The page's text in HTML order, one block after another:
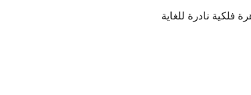
فلكية نادرة للغاية